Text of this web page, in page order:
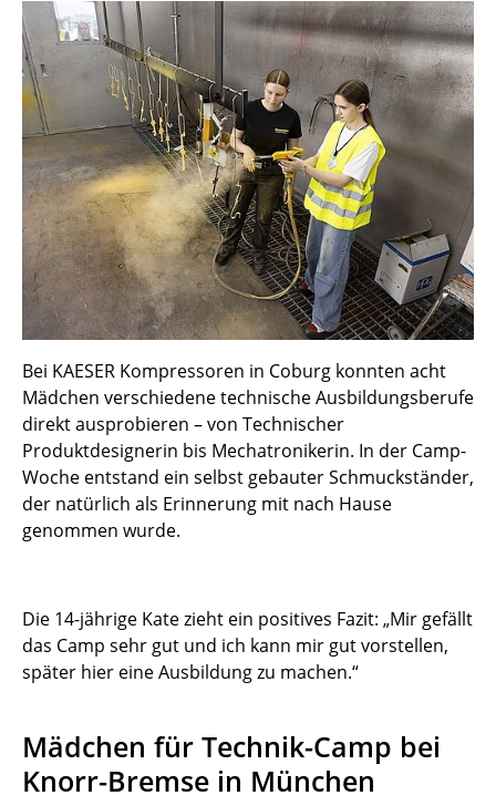
Bei KAESER Kompressoren in Coburg konnten acht
Mädchen verschiedene technische Ausbildungsberufe
direkt ausprobieren – von Technischer
Produktdesignerin bis Mechatronikerin. In der Camp-
Woche entstand ein selbst gebauter Schmuckständer,
der natürlich als Erinnerung mit nach Hause
genommen wurde.
Die 14-jährige Kate zieht ein positives Fazit: „Mir gefällt
das Camp sehr gut und ich kann mir gut vorstellen,
später hier eine Ausbildung zu machen.“
Mädchen für Technik-Camp bei
Knorr-Bremse in München